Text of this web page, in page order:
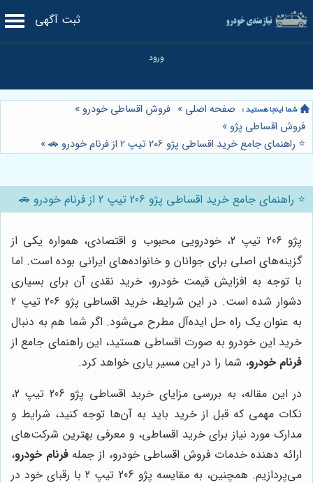
ثبت آگهی
صفحه اصلی » فروش اقساطی خودرو »
فروش اقساطی پژو »
⭐️ راهنمای جامع خرید اقساطی پژو 206 تیپ 2 از فرنام خودرو 🚗
»
⭐️ راهنمای جامع خرید اقساطی پژو 206 تیپ 2 از فرنام خودرو 🚗
پژو 206 تیپ 2، خودرویی محبوب و اقتصادی، همواره یکی از
گزینه‌های اصلی برای جوانان و خانواده‌های ایرانی بوده است. اما
با توجه به افزایش قیمت خودرو، خرید نقدی آن برای بسیاری
دشوار شده است. در این شرایط، خرید اقساطی پژو 206 تیپ 2
به عنوان یک راه حل ایده‌آل مطرح می‌شود. اگر شما هم به دنبال
خرید این خودرو به صورت اقساطی هستید، این راهنمای جامع از
فرنام خودرو، شما را در این مسیر یاری خواهد کرد.
در این مقاله، به بررسی مزایای خرید اقساطی پژو 206 تیپ 2،
نکات مهمی که قبل از خرید باید به آن‌ها توجه کنید، شرایط و
مدارک مورد نیاز برای خرید اقساطی، و معرفی بهترین شرکت‌های
ارائه دهنده خدمات فروش اقساطی خودرو، از جملهفرنام خودرو،
می‌پردازیم. همچنین، به مقایسه پژو 206 تیپ 2 با رقبای خود در